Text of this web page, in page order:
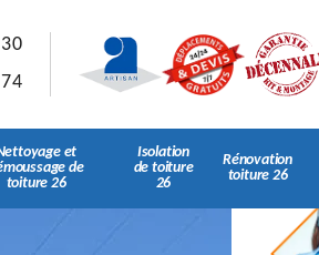
et
de
toiture 26
Isolation
de toiture
26
Rénovation
toiture 26